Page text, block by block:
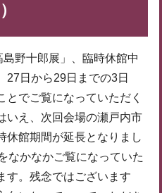
野十郎展」、臨時休館中
27日から29日までの3日
とでご覧になっていただく
いえ、次回会場の瀬戸内市
休館期間が延長となりまし
なかなかご覧になっていた
す。残念ではございます